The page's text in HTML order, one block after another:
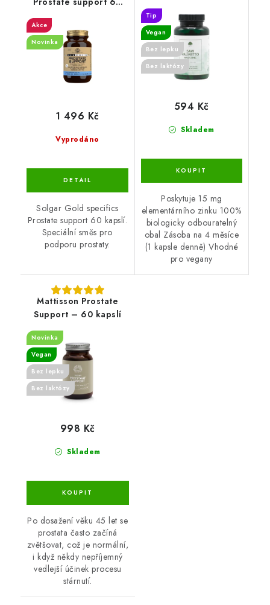
Akce
Novinka
Vyprodáno
1 496 Kč
Solgar Gold specifics
Prostate support 60 kapslí.
Speciální směs pro
podporu prostaty.
Tip
Vegan
Bez lepku
Bez laktózy
Skladem
594 Kč
Poskytuje 15 mg
elementárního zinku 100%
biologicky odbouratelný
obal Zásoba na 4 měsíce
(1 kapsle denně) Vhodné
pro vegany
Mattisson Prostate
Support – 60 kapslí
Novinka
Vegan
Bez lepku
Bez laktózy
Skladem
998 Kč
Po dosažení věku 45 let se
prostata často začíná
zvětšovat, což je normální,
i když někdy nepříjemný
vedlejší účinek procesu
stárnutí.